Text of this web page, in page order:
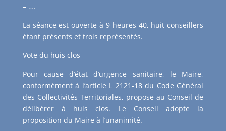
– ….
La séance est ouverte à 9 heures 40, huit conseillers
étant présents et trois représentés.
Vote du huis clos
Pour cause d’état d’urgence sanitaire, le Maire,
conformément à l’article L 2121-18 du Code Général
des Collectivités Territoriales, propose au Conseil de
délibérer à huis clos. Le Conseil adopte la
proposition du Maire à l’unanimité.